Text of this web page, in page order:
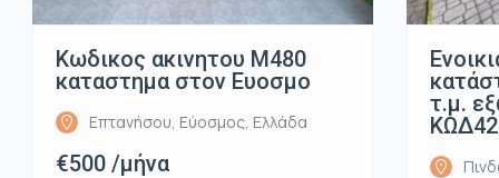
Κωδικος ακινητου Μ480
καταστημα στον Ευοσμο
Επτανήσου, Εύοσμος, Ελλάδα
€500 /μήνα
τ.μ.